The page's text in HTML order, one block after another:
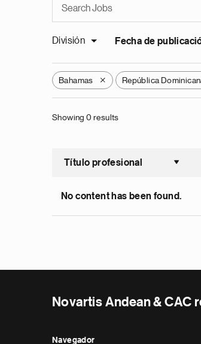
División Fecha de
Bahamas X República
Showing 0 results
Título profesional
No content has been found.
Novartis Andean & CAC
Navegador